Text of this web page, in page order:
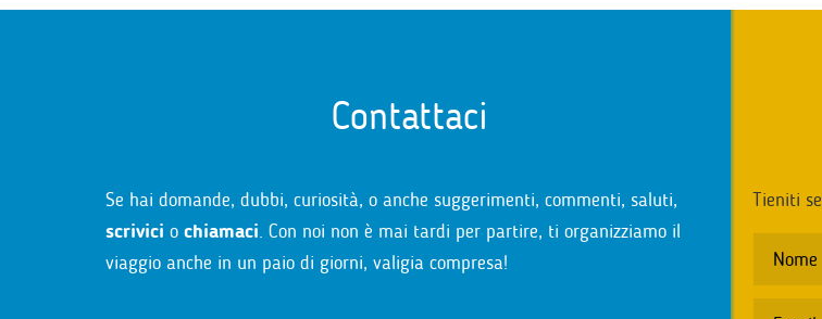
Contattaci
Se hai domande, dubbi, curiosità, o anche suggerimenti, commenti, saluti,
scrivici o chiamaci. Con noi non è mai tardi per partire, ti organizziamo il
viaggio anche in un paio di giorni, valigia compresa!
Tieniti